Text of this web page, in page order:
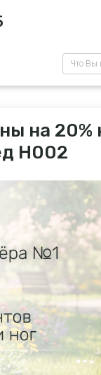
Что Вы
на 20%
H002